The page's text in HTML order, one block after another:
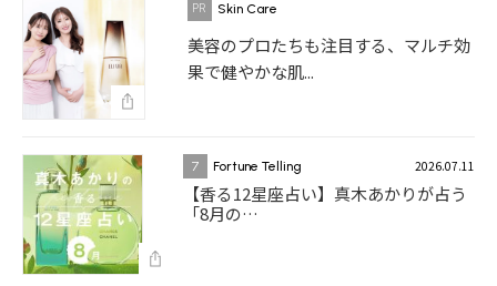
Skin Care
美容のプロたちも注目する、マルチ効
果で健やかな肌...
7 Fortune Telling 2026.07.11
【香る12星座占い】真木あかりが占う
「8月の…